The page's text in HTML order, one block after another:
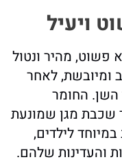
ויעיל
פשוט, מהיר ונטול
ומיובשת, לאחר
השן. החומר
שכבת מגן שמונעת
לילדים,
והעדינות שלהם.